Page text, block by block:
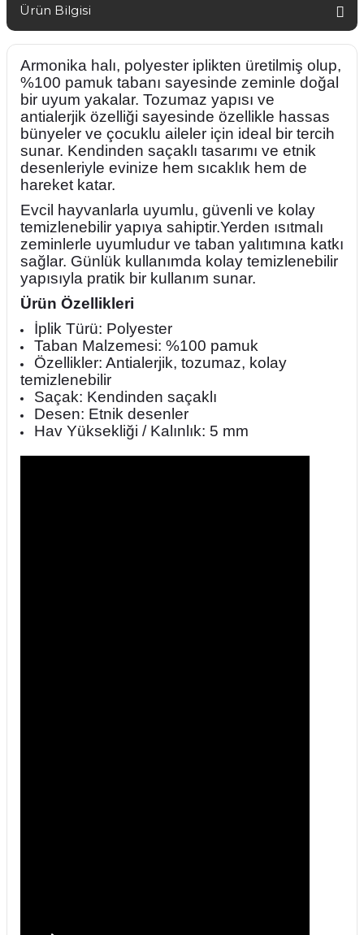
Ürün Bilgisi
Armonika halı, polyester iplikten üretilmiş olup,
%100 pamuk tabanı sayesinde zeminle doğal
bir uyum yakalar. Tozumaz yapısı ve
antialerjik özelliği sayesinde özellikle hassas
bünyeler ve çocuklu aileler için ideal bir tercih
sunar. Kendinden saçaklı tasarımı ve etnik
desenleriyle evinize hem sıcaklık hem de
hareket katar.
Evcil hayvanlarla uyumlu, güvenli ve kolay
temizlenebilir yapıya sahiptir.Yerden ısıtmalı
zeminlerle uyumludur ve taban yalıtımına katkı
sağlar. Günlük kullanımda kolay temizlenebilir
yapısıyla pratik bir kullanım sunar.
Ürün Özellikleri
İplik Türü: Polyester
Taban Malzemesi: %100 pamuk
Özellikler: Antialerjik, tozumaz, kolay
temizlenebilir
Saçak: Kendinden saçaklı
Desen: Etnik desenler
Hav Yüksekliği / Kalınlık: 5 mm